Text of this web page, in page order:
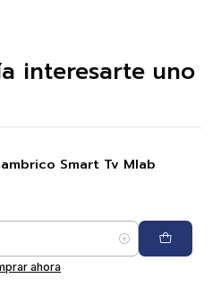
interesarte uno
Smart Tv Mlab
ahora